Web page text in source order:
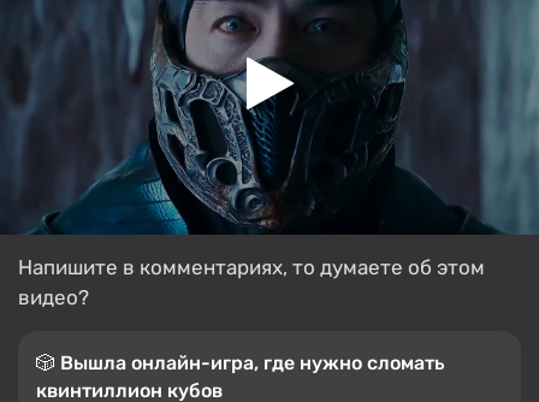
Напишите в комментариях, то думаете об этом
видео?
🎲 Вышла онлайн-игра, где нужно сломать
квинтиллион кубов